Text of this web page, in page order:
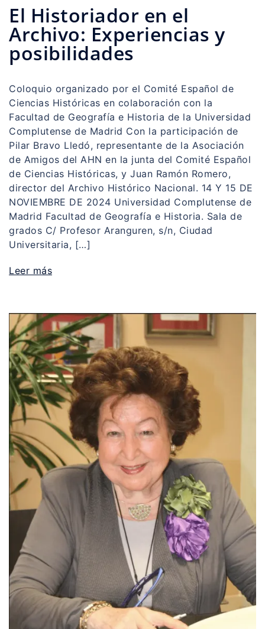
El Historiador en el
Archivo: Experiencias y
posibilidades
Coloquio organizado por el Comité Español de
Ciencias Históricas en colaboración con la
Facultad de Geografía e Historia de la Universidad
Complutense de Madrid Con la participación de
Pilar Bravo Lledó, representante de la Asociación
de Amigos del AHN en la junta del Comité Español
de Ciencias Históricas, y Juan Ramón Romero,
director del Archivo Histórico Nacional. 14 Y 15 DE
NOVIEMBRE DE 2024 Universidad Complutense de
Madrid Facultad de Geografía e Historia. Sala de
grados C/ Profesor Aranguren, s/n, Ciudad
Universitaria, […]
Leer más